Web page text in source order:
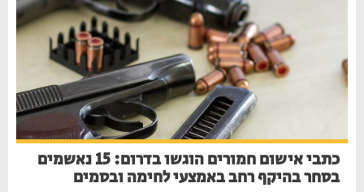
כתבי אישום חמורים הוגשו בדרום: 15 נאשמים
בסחר בהיקף רחב באמצעי לחימה ובסמים